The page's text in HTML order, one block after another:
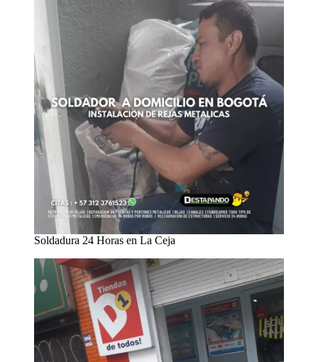
Soldadura 24 Horas en La Ceja